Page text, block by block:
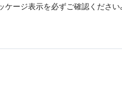
ケージ表示を必ずご確認ください